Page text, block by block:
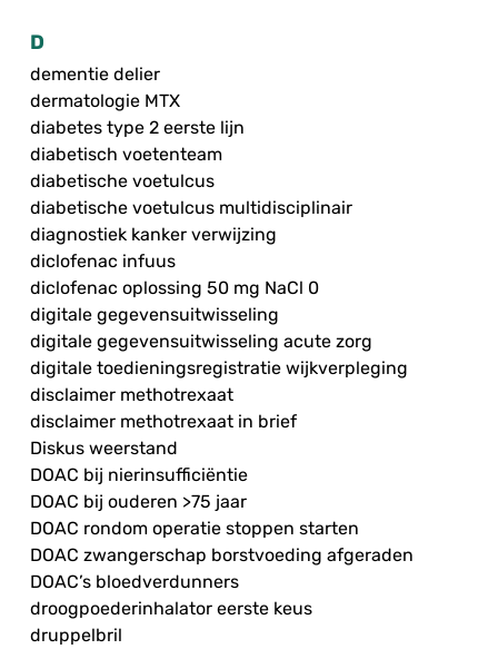
D
dementie delier
dermatologie MTX
diabetes type 2 eerste lijn
diabetisch voetenteam
diabetische voetulcus
diabetische voetulcus multidisciplinair
diagnostiek kanker verwijzing
diclofenac infuus
diclofenac oplossing 50 mg NaCl 0
digitale gegevensuitwisseling
digitale gegevensuitwisseling acute zorg
digitale toedieningsregistratie wijkverpleging
disclaimer methotrexaat
disclaimer methotrexaat in brief
Diskus weerstand
DOAC bij nierinsufficiëntie
DOAC bij ouderen >75 jaar
DOAC rondom operatie stoppen starten
DOAC zwangerschap borstvoeding afgeraden
DOAC’s bloedverdunners
droogpoederinhalator eerste keus
druppelbril